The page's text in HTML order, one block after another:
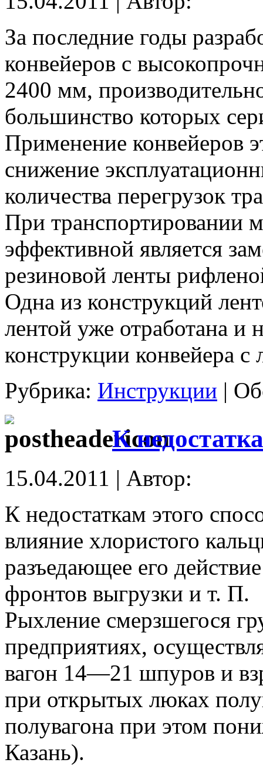
За последние годы
конвейеров с
2400 мм,
большинство которых
Применение конвейеров
снижение
количества перегрузок
При транспортировании
эффективной является
резиновой ленты
Одна из конструкций
лентой уже отработана и
конструкции конвейера с
Рубрика: Инструкции |
К
15.04.2011 | Автор:
К недостаткам этого
влияние хлористого
разъедающее его
фронтов выгрузки и т. П.
Рыхление смерзшегося
предприятиях,
вагон 14—21 шпуров и
при открытых люках
полувагона при этом
Казань).